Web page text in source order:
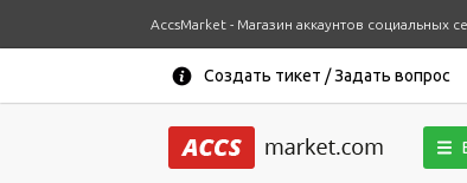
AccsMarket - Магазин аккаунтов социальных
Создать тикет / Задать вопрос